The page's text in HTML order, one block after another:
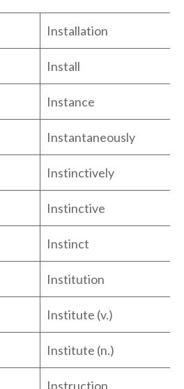
Installation
Install
Instance
Instantaneously
Instinctively
Instinctive
Instinct
Institution
Institute (v.)
Institute (n.)
Instruction